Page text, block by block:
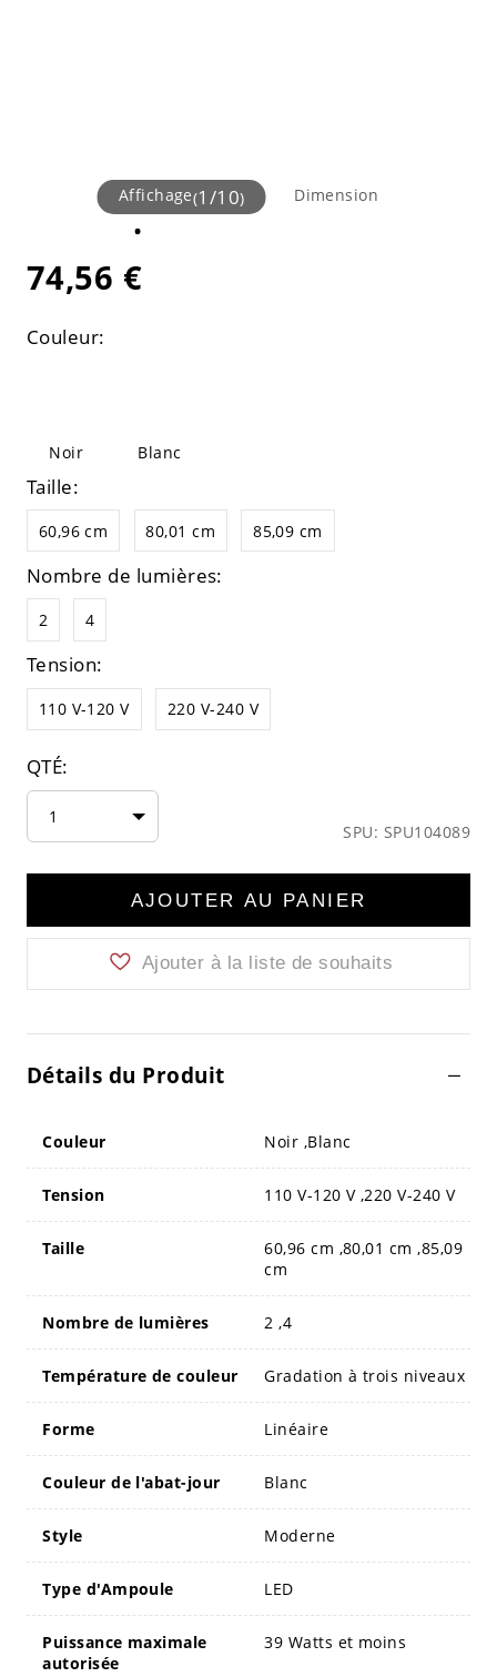
Affichage(1 /10) Dimension
74,56 €
Couleur:
Noir Blanc
Taille:
60,96 cm 80,01 cm 85,09 cm
Nombre de lumières:
2 4
Tension:
110 V-120 V 220 V-240 V
QTÉ:
1
SPU: SPU104089
AJOUTER AU PANIER
Ajouter à la liste de souhaits
Détails du Produit
Couleur Noir ,Blanc
Tension 110 V-120 V ,220 V-240 V
Taille
60,96 cm ,80,01 cm ,85,09
cm
Nombre de lumières 2 ,4
Température de couleur Gradation à trois niveaux
Forme Linéaire
Couleur de l'abat-jour Blanc
Style Moderne
Type d'Ampoule LED
Puissance maximale
autorisée
39 Watts et moins